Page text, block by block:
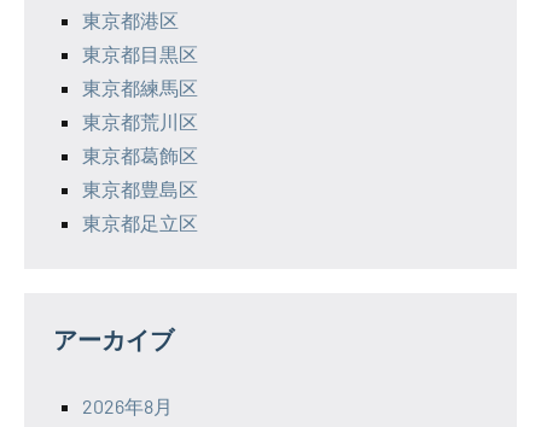
東京都港区
東京都目黒区
東京都練馬区
東京都荒川区
東京都葛飾区
東京都豊島区
東京都足立区
アーカイブ
2026年8月